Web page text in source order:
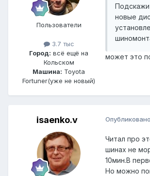
Пользователи
3.7 тыс
Город: всё ещё на
Кольском
Машина: Toyota
Fortuner(уже не новый)
новые
может это
isaenko.v Опубликовано
Читал про
шинах не
10мин.В
Но можно